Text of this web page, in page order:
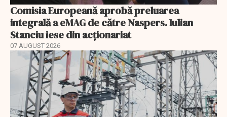
Comisia Europeană aprobă preluarea
integrală a eMAG de către Naspers. Iulian
Stanciu iese din acționariat
07 AUGUST 2026